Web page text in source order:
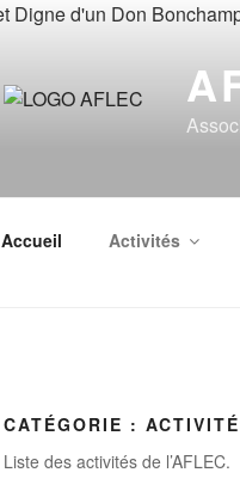
Accueil Activités
CATÉGORIE :
Liste des activités de l’AFLEC.